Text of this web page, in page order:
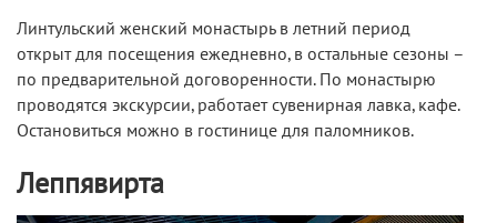
Линтульский женский монастырь в летний период
открыт для посещения ежедневно, в остальные сезоны –
по предварительной договоренности. По монастырю
проводятся экскурсии, работает сувенирная лавка, кафе.
Остановиться можно в гостинице для паломников.
Леппявирта